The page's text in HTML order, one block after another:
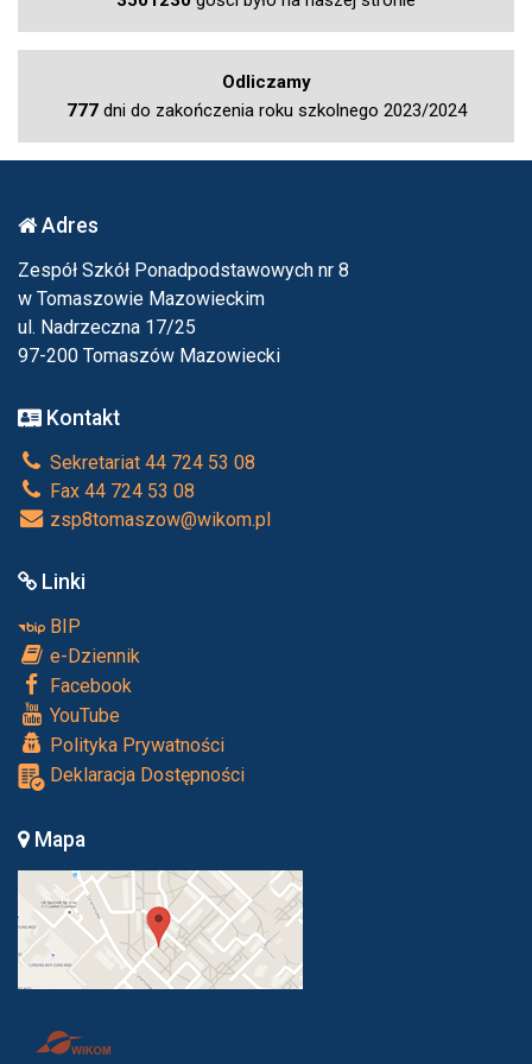
Odliczamy
777dni do zakończenia roku szkolnego 2023/2024
Adres
Zespół Szkół Ponadpodstawowych nr 8
w Tomaszowie Mazowieckim
ul. Nadrzeczna 17/25
97-200 Tomaszów Mazowiecki
Kontakt
Sekretariat 44 724 53 08
Fax 44 724 53 08
zsp8tomaszow@wikom.pl
Linki
BIP
e-Dziennik
Facebook
YouTube
Polityka Prywatności
Deklaracja Dostępności
Mapa